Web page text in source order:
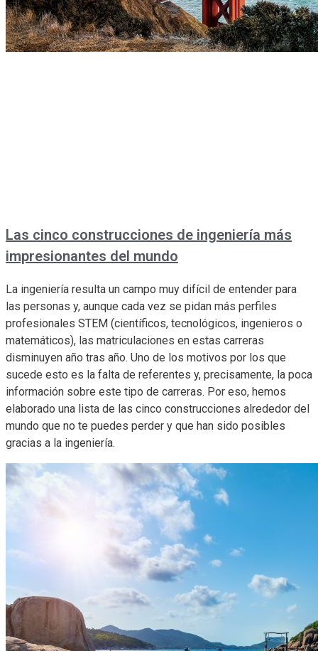
Las cinco construcciones de ingeniería más
impresionantes del mundo
La ingeniería resulta un campo muy difícil de entender para
las personas y, aunque cada vez se pidan más perfiles
profesionales STEM (científicos, tecnológicos, ingenieros o
matemáticos), las matriculaciones en estas carreras
disminuyen año tras año. Uno de los motivos por los que
sucede esto es la falta de referentes y, precisamente, la poca
información sobre este tipo de carreras. Por eso, hemos
elaborado una lista de las cinco construcciones alrededor del
mundo que no te puedes perder y que han sido posibles
gracias a la ingeniería.